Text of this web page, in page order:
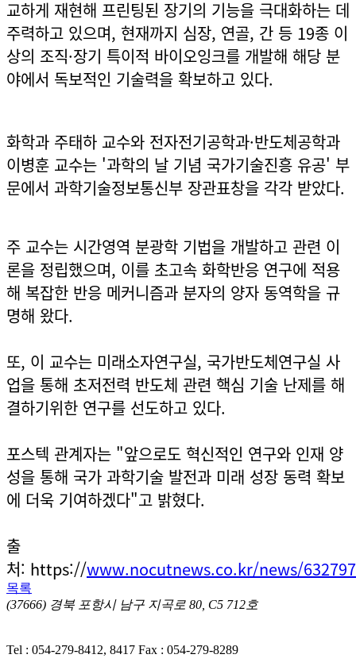
교하게 재현해 프린팅된 장기의 기능을 극대화하는 데
주력하고 있으며, 현재까지 심장, 연골, 간 등 19종 이
상의 조직·장기 특이적 바이오잉크를 개발해 해당 분
야에서 독보적인 기술력을 확보하고 있다.
화학과 주태하 교수와 전자전기공학과·반도체공학과
이병훈 교수는 '과학의 날 기념 국가기술진흥 유공' 부
문에서 과학기술정보통신부 장관표창을 각각 받았다.
주 교수는 시간영역 분광학 기법을 개발하고 관련 이
론을 정립했으며, 이를 초고속 화학반응 연구에 적용
해 복잡한 반응 메커니즘과 분자의 양자 동역학을 규
명해 왔다.
또, 이 교수는 미래소자연구실, 국가반도체연구실 사
업을 통해 초저전력 반도체 관련 핵심 기술 난제를 해
결하기위한 연구를 선도하고 있다.
포스텍 관계자는 "앞으로도 혁신적인 연구와 인재 양
성을 통해 국가 과학기술 발전과 미래 성장 동력 확보
에 더욱 기여하겠다"고 밝혔다.
출
처: https://www.nocutnews.co.kr/news/
목록
(37666) 경북 포항시 남구 지곡로 80, C5 712호
Tel : 054-279-8412, 8417 Fax : 054-279-8289